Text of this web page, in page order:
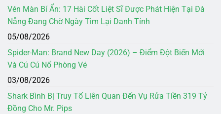
Vén Màn Bí Ẩn: 17 Hài Cốt Liệt Sĩ Được Phát Hiện Tại Đà
Nẵng Đang Chờ Ngày Tìm Lại Danh Tính
05/08/2026
Spider-Man: Brand New Day (2026) – Điểm Đột Biến Mới
Và Cú Cú Nổ Phòng Vé
03/08/2026
Shark Bình Bị Truy Tố Liên Quan Đến Vụ Rửa Tiền 319 Tỷ
Đồng Cho Mr. Pips